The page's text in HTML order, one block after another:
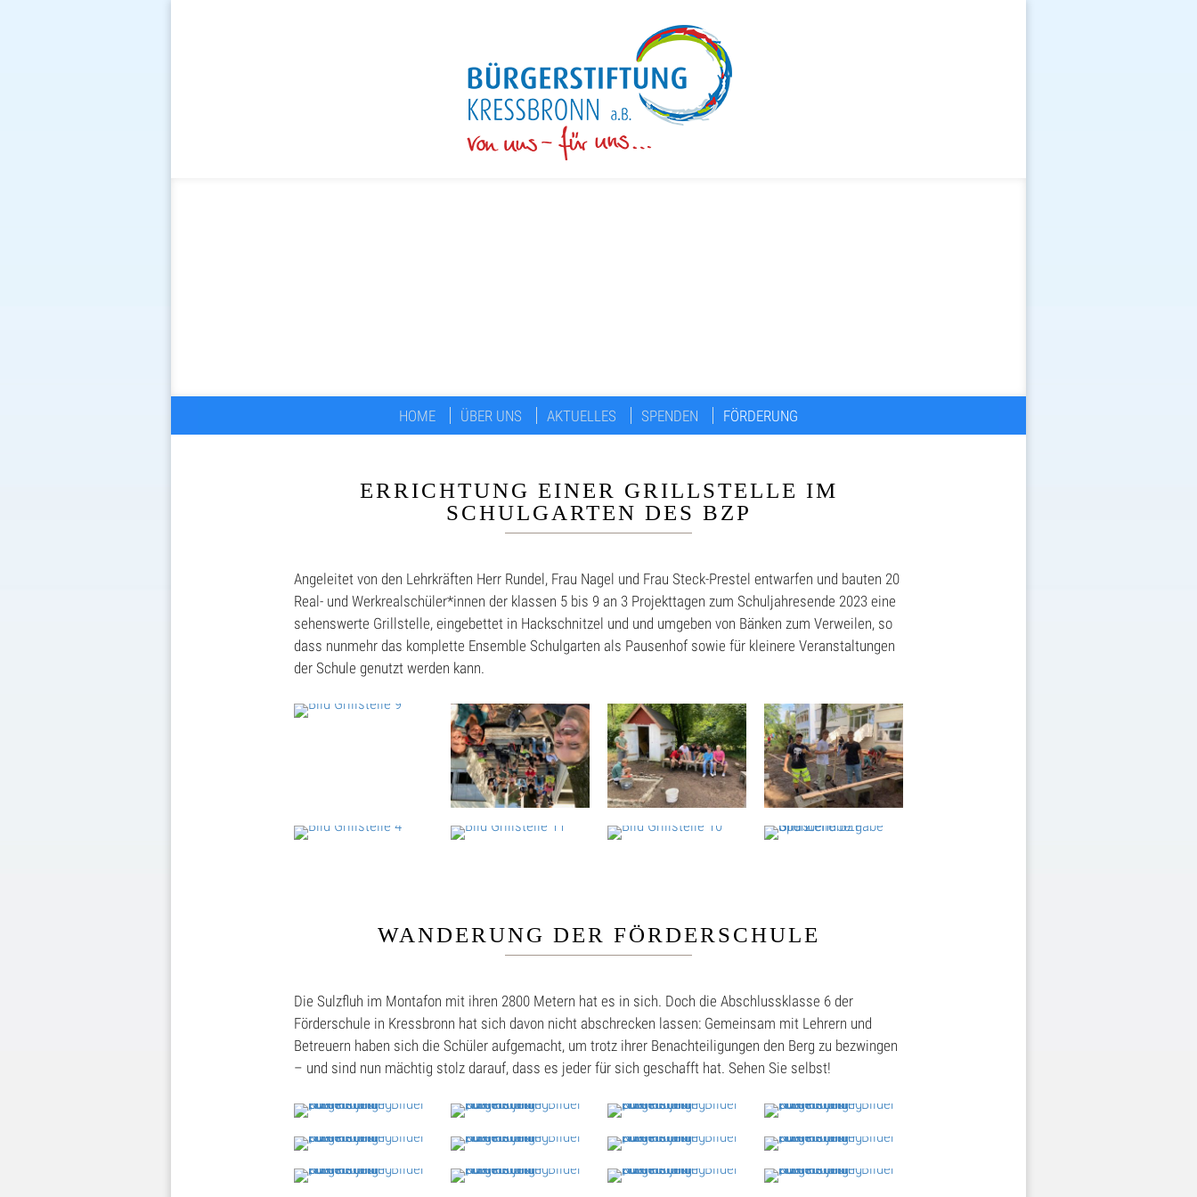
HOME ÜBER UNS AKTUELLES SPENDEN FÖRDERUNG
ERRICHTUNG EINER GRILLSTELLE IM
SCHULGARTEN DES BZP
Angeleitet von den Lehrkräften Herr Rundel, Frau Nagel und Frau Steck-Prestel entwarfen und bauten 20
Real- und Werkrealschüler*innen der klassen 5 bis 9 an 3 Projekttagen zum Schuljahresende 2023 eine
sehenswerte Grillstelle, eingebettet in Hackschnitzel und und umgeben von Bänken zum Verweilen, so
dass nunmehr das komplette Ensemble Schulgarten als Pausenhof sowie für kleinere Veranstaltungen
der Schule genutzt werden kann.
WANDERUNG DER FÖRDERSCHULE
Die Sulzfluh im Montafon mit ihren 2800 Metern hat es in sich. Doch die Abschlussklasse 6 der
Förderschule in Kressbronn hat sich davon nicht abschrecken lassen: Gemeinsam mit Lehrern und
Betreuern haben sich die Schüler aufgemacht, um trotz ihrer Benachteiligungen den Berg zu bezwingen
– und sind nun mächtig stolz darauf, dass es jeder für sich geschafft hat. Sehen Sie selbst!